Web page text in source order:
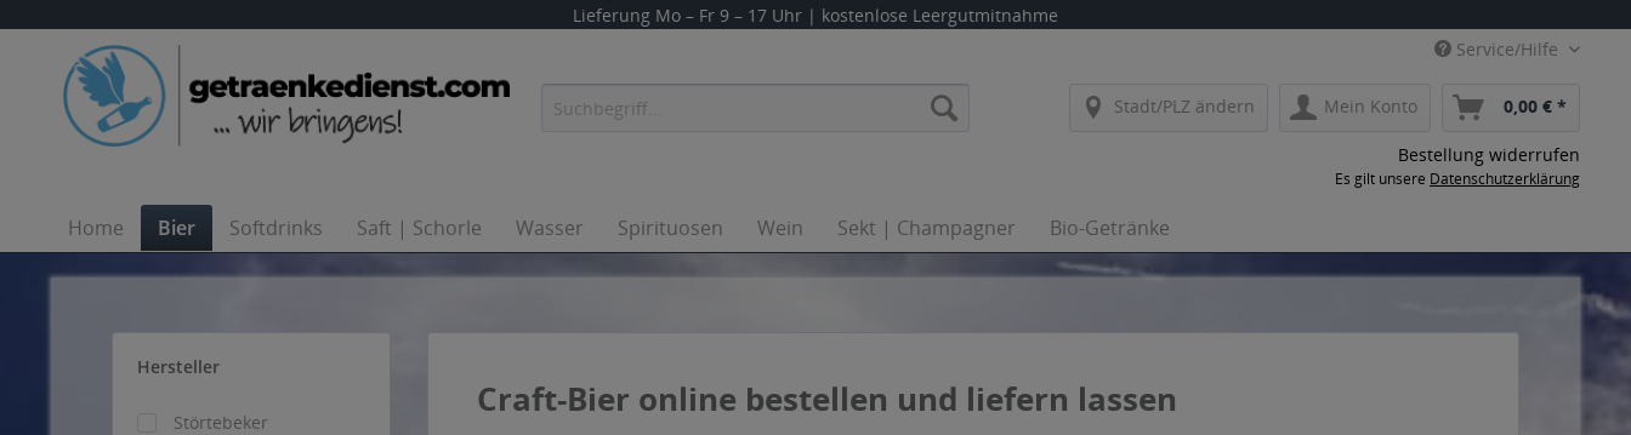
Lieferung Mo – Fr 9 – 17 Uhr | kostenlose Leergutmitnahme
Service/Hilfe
Stadt/PLZ ändern Mein Konto 0,00 € *
Bestellung widerrufen
Es gilt unsere Datenschutzerklärung
Home Bier Softdrinks Saft | Schorle Wasser Spirituosen Wein Sekt | Champagner Bio-Getränke
Hersteller
Störtebeker
Craft-Bier online bestellen und liefern lassen